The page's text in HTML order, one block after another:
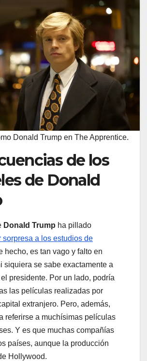
Donald Trump en The Apprentice.
de los
de Donald
Donald Trump ha pillado
sorpresa a los estudios de
hecho, es tan vago y falto en
siquiera se sabe exactamente a
presidente. Por un lado, podría
las películas realizadas por
extranjero. Pero, además,
referirse a muchísimas películas
Y es que muchas compañías
países, aunque la producción
Hollywood.